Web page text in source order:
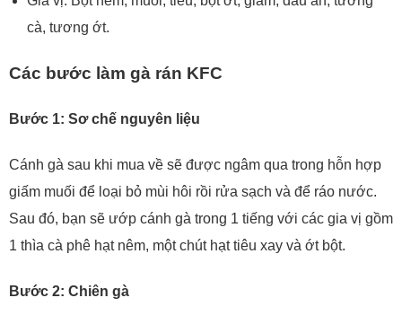
cà, tương ớt.
Các bước làm gà rán KFC
Bước 1: Sơ chế nguyên liệu
Cánh gà sau khi mua về sẽ được ngâm qua trong hỗn hợp
giấm muối để loại bỏ mùi hôi rồi rửa sạch và để ráo nước.
Sau đó, bạn sẽ ướp cánh gà trong 1 tiếng với các gia vị gồm
1 thìa cà phê hạt nêm, một chút hạt tiêu xay và ớt bột.
Bước 2: Chiên gà